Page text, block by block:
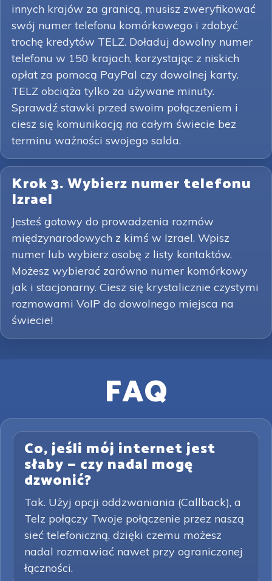
innych krajów za granicą, musisz zweryfikować
swój numer telefonu komórkowego i zdobyć
trochę kredytów TELZ. Doładuj dowolny numer
telefonu w 150 krajach, korzystając z niskich
opłat za pomocą PayPal czy dowolnej karty.
TELZ obciąża tylko za używane minuty.
Sprawdź stawki przed swoim połączeniem i
ciesz się komunikacją na całym świecie bez
terminu ważności swojego salda.
Krok 3. Wybierz numer telefonu
Izrael
Jesteś gotowy do prowadzenia rozmów
międzynarodowych z kimś w Izrael. Wpisz
numer lub wybierz osobę z listy kontaktów.
Możesz wybierać zarówno numer komórkowy
jak i stacjonarny. Ciesz się krystalicznie czystymi
rozmowami VoIP do dowolnego miejsca na
świecie!
FAQ
Co, jeśli mój internet jest
słaby — czy nadal mogę
dzwonić?
Tak. Użyj opcji oddzwaniania (Callback), a
Telz połączy Twoje połączenie przez naszą
sieć telefoniczną, dzięki czemu możesz
nadal rozmawiać nawet przy ograniczonej
łączności.